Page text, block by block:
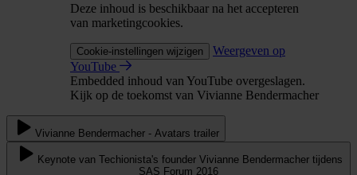
Deze inhoud is beschikbaar na het accepteren
van marketingcookies.
Cookie-instellingen wijzigen
Weergeven op
YouTube
Embedded inhoud van YouTube overgeslagen.
Kijk op de toekomst van Vivianne Bendermacher
Vivianne Bendermacher - Avatars trailer
Keynote van Techionista's founder Vivianne Bendermacher tijdens
SAS Forum 2016